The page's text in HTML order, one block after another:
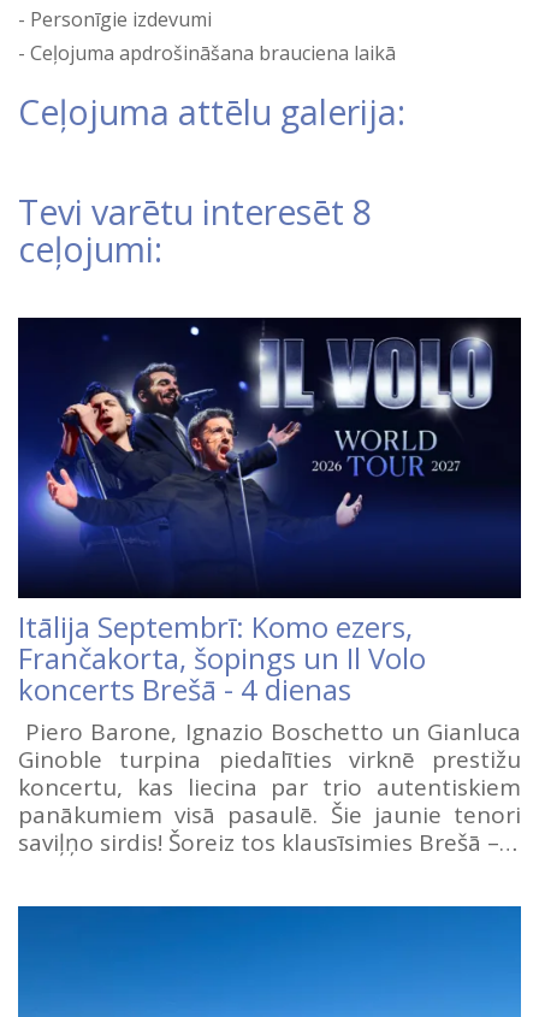
Personīgie izdevumi
Ceļojuma apdrošināšana brauciena laikā
Ceļojuma attēlu galerija:
Tevi varētu interesēt 8
ceļojumi:
Itālija Septembrī: Komo ezers,
Frančakorta, šopings un Il Volo
koncerts Brešā - 4 dienas
Piero Barone, Ignazio Boschetto un Gianluca
Ginoble turpina piedalīties virknē prestižu
koncertu, kas liecina par trio autentiskiem
panākumiem visā pasaulē. Šie jaunie tenori
saviļņo sirdis! Šoreiz tos klausīsimies Brešā –…